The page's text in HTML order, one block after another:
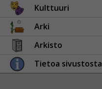
Kulttuuri
Arki
Arkisto
Tietoa sivustosta